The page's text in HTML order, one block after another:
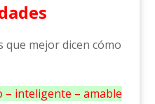
que mejor dicen cómo
inteligente – amable